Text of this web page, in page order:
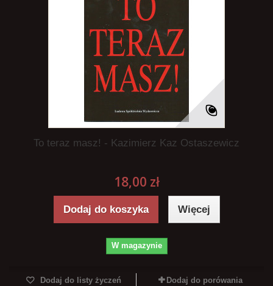
To teraz masz! - Kazimierz Kaz Ostaszewicz
18,00 zł
Dodaj do koszyka Więcej
W magazynie
Dodaj do listy życzeń Dodaj do porówania